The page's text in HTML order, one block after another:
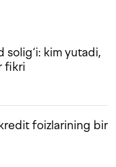
solig‘i: kim yutadi,
fikri
foizlarining bir